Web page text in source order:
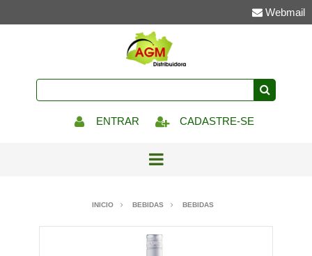
Webmail
ENTRAR CADASTRE-SE
INICIO BEBIDAS BEBIDAS